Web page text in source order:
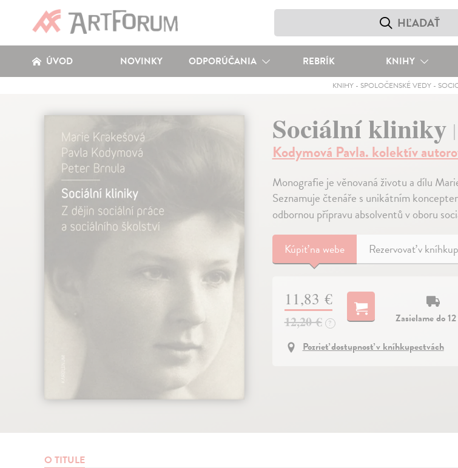
ÚVOD NOVINKY ODPORÚČANIA REBRÍK KNIHY
KNIHY - SPOLOČENSKÉ VEDY -
Sociální kliniky
Kodymová Pavla. kolektív
Monografie je věnovaná životu a dílu
Seznamuje čtenáře s unikátním
odbornou přípravu absolventů v oboru
Kúpiťna webe Rezervovať v
11,83 €
12,20 € ?
Zasielame do
Pozrieť dostupnosť v kníhkupectvách
O TITULE